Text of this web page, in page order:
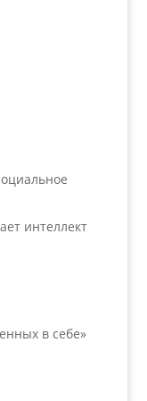
интеллект
в себе»